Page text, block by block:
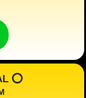
⭕️